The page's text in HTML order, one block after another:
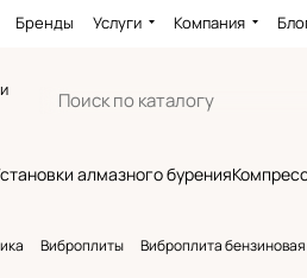
Бренды Услуги Компания
алмазного бурения
Виброплиты Виброплита